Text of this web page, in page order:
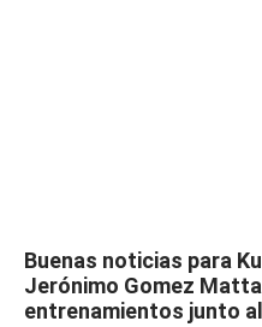
Buenas noticias para
Jerónimo Gomez
entrenamientos junto